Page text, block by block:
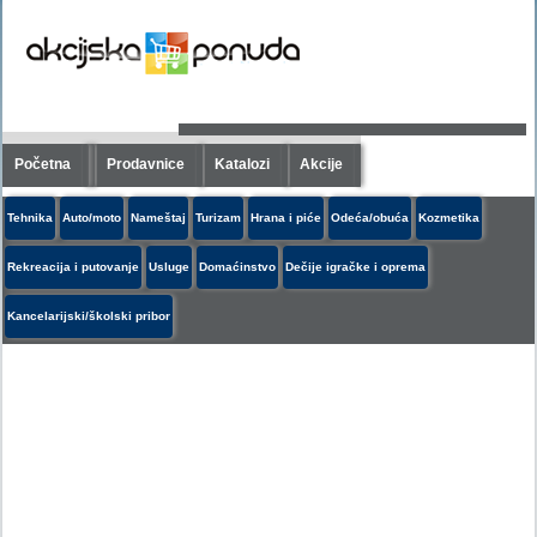
Početna Prodavnice Katalozi Akcije
Tehnika Auto/moto Nameštaj Turizam Hrana i piće Odeća/obuća Kozmetika
Rekreacija i putovanje Usluge Domaćinstvo Dečije igračke i oprema
Kancelarijski/školski pribor